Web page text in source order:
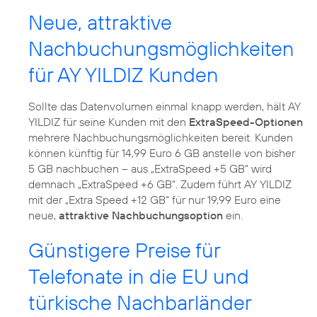
Neue, attraktive
Nachbuchungsmöglichkeiten
für AY YILDIZ Kunden
Sollte das Datenvolumen einmal knapp werden, hält AY
YILDIZ für seine Kunden mit den ExtraSpeed-Optionen
mehrere Nachbuchungsmöglichkeiten bereit. Kunden
können künftig für 14,99 Euro 6 GB anstelle von bisher
5 GB nachbuchen – aus „ExtraSpeed +5 GB“ wird
demnach „ExtraSpeed +6 GB“. Zudem führt AY YILDIZ
mit der „Extra Speed +12 GB“ für nur 19,99 Euro eine
neue, attraktive Nachbuchungsoption ein.
Günstigere Preise für
Telefonate in die EU und
türkische Nachbarländer